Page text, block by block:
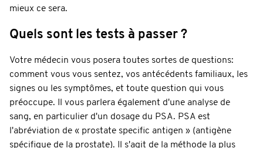
mieux ce sera.
Quels sont les tests à passer ?
Votre médecin vous posera toutes sortes de questions:
comment vous vous sentez, vos antécédents familiaux, les
signes ou les symptômes, et toute question qui vous
préoccupe. Il vous parlera également d'une analyse de
sang, en particulier d'un dosage du PSA. PSA est
l'abréviation de « prostate specific antigen » (antigène
spécifique de la prostate). Il s'agit de la méthode la plus